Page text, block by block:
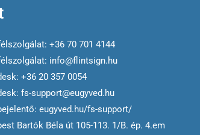
+36 70 701 4144
info@flintsign.hu
+36 20 357 0054
fs-support@eugyved.hu
eugyved.hu/fs-support/
Bartók Béla út 105-113. 1/B. ép. 4.em